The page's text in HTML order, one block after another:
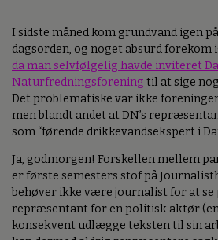
I sidste måned kom grundvand igen
dagsorden, og noget absurd forekom
da man selvfølgelig havde inviteret
Naturfredningsforening til at sige
Det problematiske var ikke
men blandt andet at DN’s
som “førende drikkevandsekspert i
Ja, godmorgen! Forskellen mellem
er første semesters stof på
behøver ikke være journalist for at se
repræsentant for en politisk aktør
konsekvent udlægge teksten til sin